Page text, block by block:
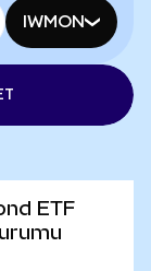
IWMON
ETF